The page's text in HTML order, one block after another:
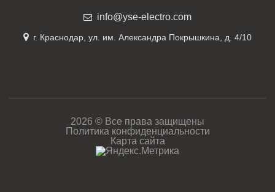
info@yse-electro.com
г. Краснодар, ул. им. Александра Покрышкина, д. 4/10
2026 © Все права защищены
Политика конфиденциальности
Карта сайта